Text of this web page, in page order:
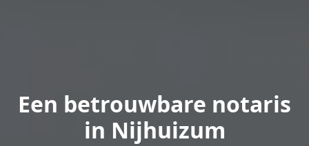
Een betrouwbare notaris
in Nijhuizum